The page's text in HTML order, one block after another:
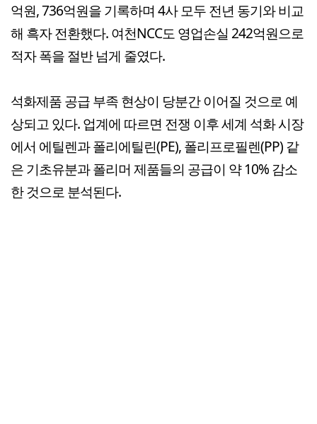
억원, 736억원을 기록하며 4사 모두 전년 동기와 비교
해 흑자 전환했다. 여천NCC도 영업손실 242억원으로
적자 폭을 절반 넘게 줄였다.
석화제품 공급 부족 현상이 당분간 이어질 것으로 예
상되고 있다. 업계에 따르면 전쟁 이후 세계 석화 시장
에서 에틸렌과 폴리에틸린(PE), 폴리프로필렌(PP) 같
은 기초유분과 폴리머 제품들의 공급이 약 10% 감소
한 것으로 분석된다.